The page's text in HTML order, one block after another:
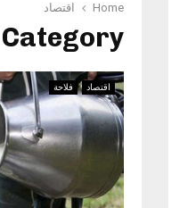
Home اقتصاد
Category : اقتصاد
اقتصاد فلاحة